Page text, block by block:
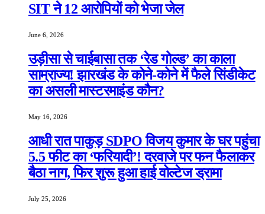
SIT ने 12 आरोपियों को भेजा जेल
June 6, 2026
उड़ीसा से चाईबासा तक ‘रेड गोल्ड’ का काला
साम्राज्य! झारखंड के कोने-कोने में फैले सिंडीकेट
का असली मास्टरमाइंड कौन?
May 16, 2026
आधी रात पाकुड़ SDPO विजय कुमार के घर पहुंचा
5.5 फीट का ‘फरियादी’! दरवाजे पर फन फैलाकर
बैठा नाग, फिर शुरू हुआ हाई वोल्टेज ड्रामा
July 25, 2026